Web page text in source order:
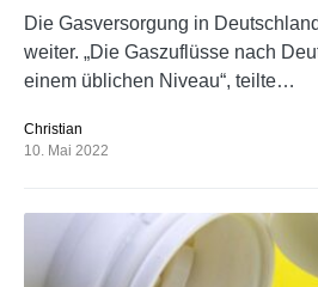
Die Gasversorgung in
weiter. „Die Gaszuflüsse nach
einem üblichen Niveau“, teilte…
Christian
10. Mai 2022